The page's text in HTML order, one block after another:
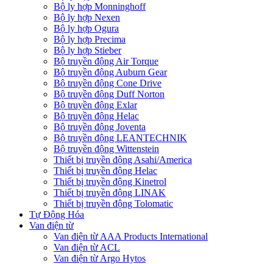
Bộ ly hợp Monninghoff
Bộ ly hợp Nexen
Bộ ly hợp Ogura
Bộ ly hợp Precima
Bộ ly hợp Stieber
Bộ truyền động Air Torque
Bộ truyền động Auburn Gear
Bộ truyền động Cone Drive
Bộ truyền động Duff Norton
Bộ truyền động Exlar
Bộ truyền động Helac
Bộ truyền động Joventa
Bộ truyền động LEANTECHNIK
Bộ truyền động Wittenstein
Thiết bị truyền động Asahi/America
Thiết bị truyền động Helac
Thiết bị truyền động Kinetrol
Thiết bị truyền động LINAK
Thiết bị truyền động Tolomatic
Tự Động Hóa
Van điện từ
Van điện từ AAA Products International
Van điện từ ACL
Van điện từ Argo Hytos